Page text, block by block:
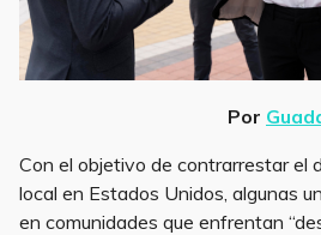
Por
Con el objetivo de contrarrestar el
local en Estados Unidos, algunas
en comunidades que enfrentan